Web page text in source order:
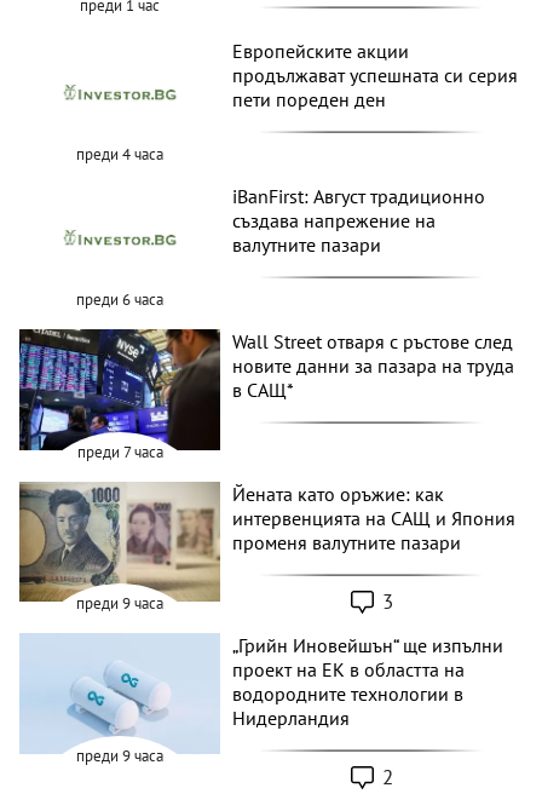
Европейските акции
продължават успешната си серия
пети пореден ден
преди 6 часа
iBanFirst: Август традиционно
създава напрежение на
валутните пазари
преди 7 часа
Wall Street отваря с ръстове след
Йената като оръжие: как
интервенцията на САЩ и Япония
променя валутните пазари
3
„Грийн Иновейшън“ ще изпълни
проект на ЕК в областта на